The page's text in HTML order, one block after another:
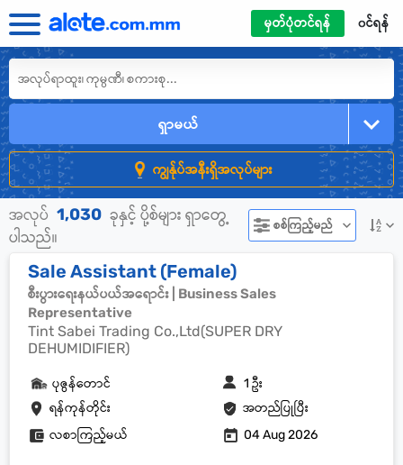
မှတ်ပုံတင်ရန် ၀င်ရန်
ရှာမယ်
ကျွန်ုပ်အနီးရှိအလုပ်များ
အလုပ် 1,030 ခုနှင့် ပို့စ်များ ရှာတွေ့
ပါသည်။
စစ်ကြည့်မည်
Sale Assistant (Female)
စီးပွားရေးနယ်ပယ်အရောင်း | Business Sales
Representative
Tint Sabei Trading Co.,Ltd(SUPER DRY
DEHUMIDIFIER)
ရန်ကုန်တိုင်း အတည်ပြုပြီး
ပုဇွန်တောင် 1 ဦး
လစာကြည့်မယ် 04 Aug 2026